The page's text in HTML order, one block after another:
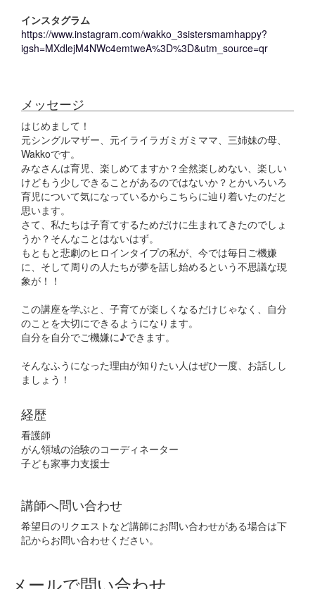
インスタグラム
https://www.instagram.com/wakko_3sistersmamhappy?
igsh=MXdlejM4NWc4emtweA%3D%3D&utm_source=qr
メッセージ
はじめまして！
元シングルマザー、元イライラガミガミママ、三姉妹の母、
Wakkoです。
みなさんは育児、楽しめてますか？全然楽しめない、楽しい
けどもう少しできることがあるのではないか？とかいろいろ
育児について気になっているからこちらに辿り着いたのだと
思います。
さて、私たちは子育てするためだけに生まれてきたのでしょ
うか？そんなことはないはず。
もともと悲劇のヒロインタイプの私が、今では毎日ご機嫌
に、そして周りの人たちが夢を話し始めるという不思議な現
象が！！
この講座を学ぶと、子育てが楽しくなるだけじゃなく、自分
のことを大切にできるようになります。
自分を自分でご機嫌に♪できます。
そんなふうになった理由が知りたい人はぜひ一度、お話しし
ましょう！
経歴
看護師
がん領域の治験のコーディネーター
子ども家事力支援士
講師へ問い合わせ
希望日のリクエストなど講師にお問い合わせがある場合は下
記からお問い合わせください。
メールで問い合わせ